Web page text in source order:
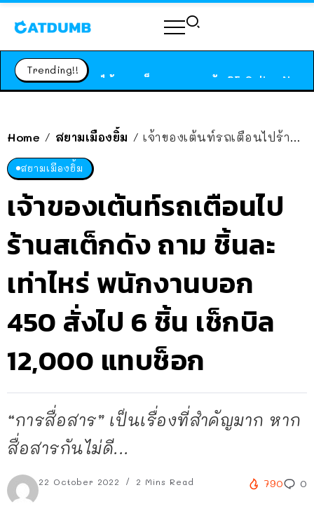
Trending!!
Home / สยามเมืองยิ้ม / เจ้าของเต้นท์รถเตือนไปร้านสเต็กดัง ถาม ชิ้นละเท่าไหร่ พนักงานบอก 450 สั่งไป 6 ชิ้น เช็กบิล 12,000 แทบช็อก
สยามเมืองยิ้ม
เจ้าของเต้นท์รถเตือนไป
ร้านสเต็กดัง ถาม ชิ้นละ
เท่าไหร่ พนักงานบอก
450 สั่งไป 6 ชิ้น เช็กบิล
12,000 แทบช็อก
“การสื่อสาร” เป็นเรื่องที่สำคัญมาก หาก
สื่อสารกันไม่ดี...
22 October 2022 2 Mins Read 790 0